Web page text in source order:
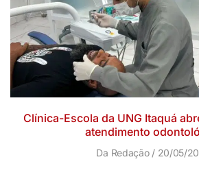
Clínica-Escola da UNG Itaquá
atendimento
Da Redação 20/05/